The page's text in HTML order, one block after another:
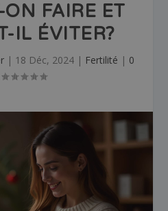
ON FAIRE ET
IL ÉVITER?
| 18 Déc, 2024| Fertilité | 0